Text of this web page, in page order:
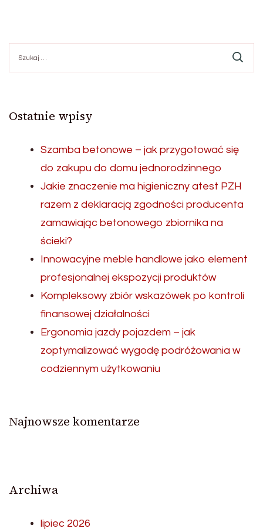
Ostatnie wpisy
Szamba betonowe – jak przygotować się
do zakupu do domu jednorodzinnego
Jakie znaczenie ma higieniczny atest PZH
razem z deklaracją zgodności producenta
zamawiając betonowego zbiornika na
ścieki?
Innowacyjne meble handlowe jako element
profesjonalnej ekspozycji produktów
Kompleksowy zbiór wskazówek po kontroli
finansowej działalności
Ergonomia jazdy pojazdem – jak
zoptymalizować wygodę podróżowania w
codziennym użytkowaniu
Najnowsze komentarze
Archiwa
lipiec 2026